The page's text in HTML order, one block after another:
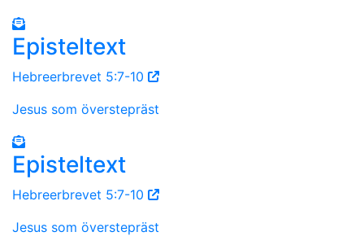
Episteltext
Hebreerbrevet 5:7-10
Jesus som överstepräst
Episteltext
Hebreerbrevet 5:7-10
Jesus som överstepräst